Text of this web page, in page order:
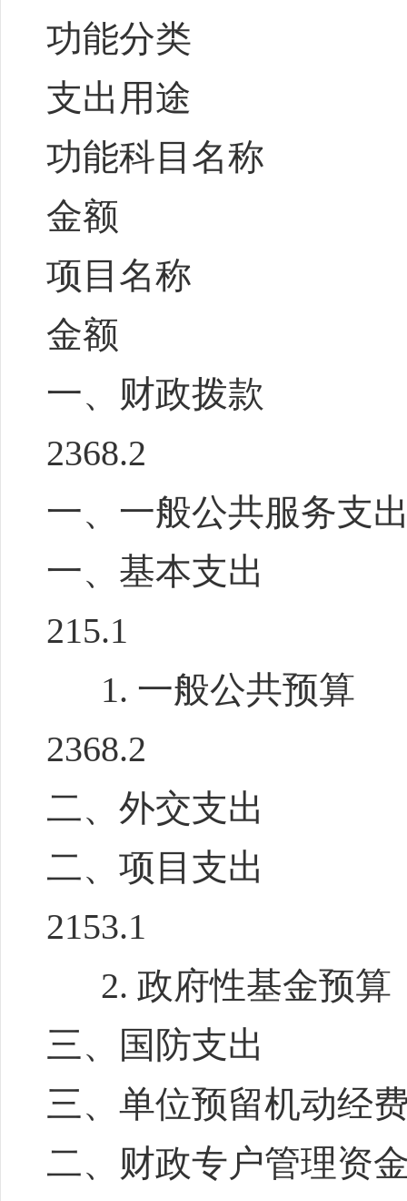
功能分类
支出用途
功能科目名称
金额
项目名称
金额
一、财政拨款
2368.2
一、一般公共服务支
一、基本支出
215.1
1. 一般公共预算
2368.2
二、外交支出
二、项目支出
2153.1
2. 政府性基金预算
三、国防支出
三、单位预留机动经
二、财政专户管理资